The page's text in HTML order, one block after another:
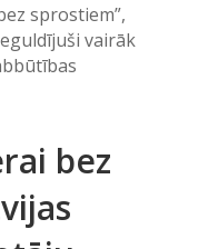
sprostiem”,
vairāk
bez